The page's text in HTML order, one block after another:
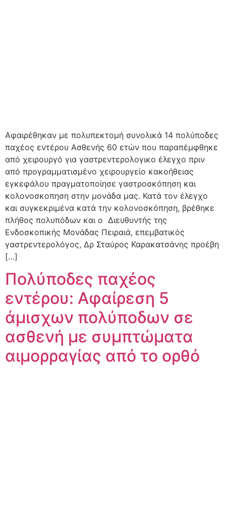
Αφαιρέθηκαν με πολυπεκτομή συνολικά 14 πολύποδες
παχέος εντέρου Ασθενής 60 ετών που παραπέμφθηκε
από χειρουργό για γαστρεντερολογικο έλεγχο πριν
από προγραμματισμένο χειρουργείο κακοήθειας
εγκεφάλου πραγματοποίησε γαστροσκόπηση και
κολονοσκοπηση στην μονάδα μας. Κατά τον έλεγχο
και συγκεκριμένα κατά την κολονοσκόπηση, βρέθηκε
πλήθος πολυπόδων και ο Διευθυντής της
Ενδοσκοπικής Μονάδας Πειραιά, επεμβατικός
γαστρεντερολόγος, Δρ Σταύρος Καρακατσάνης προέβη
[…]
Πολύποδες παχέος
εντέρου: Αφαίρεση 5
άμισχων πολύποδων σε
ασθενή με συμπτώματα
αιμορραγίας από το ορθό